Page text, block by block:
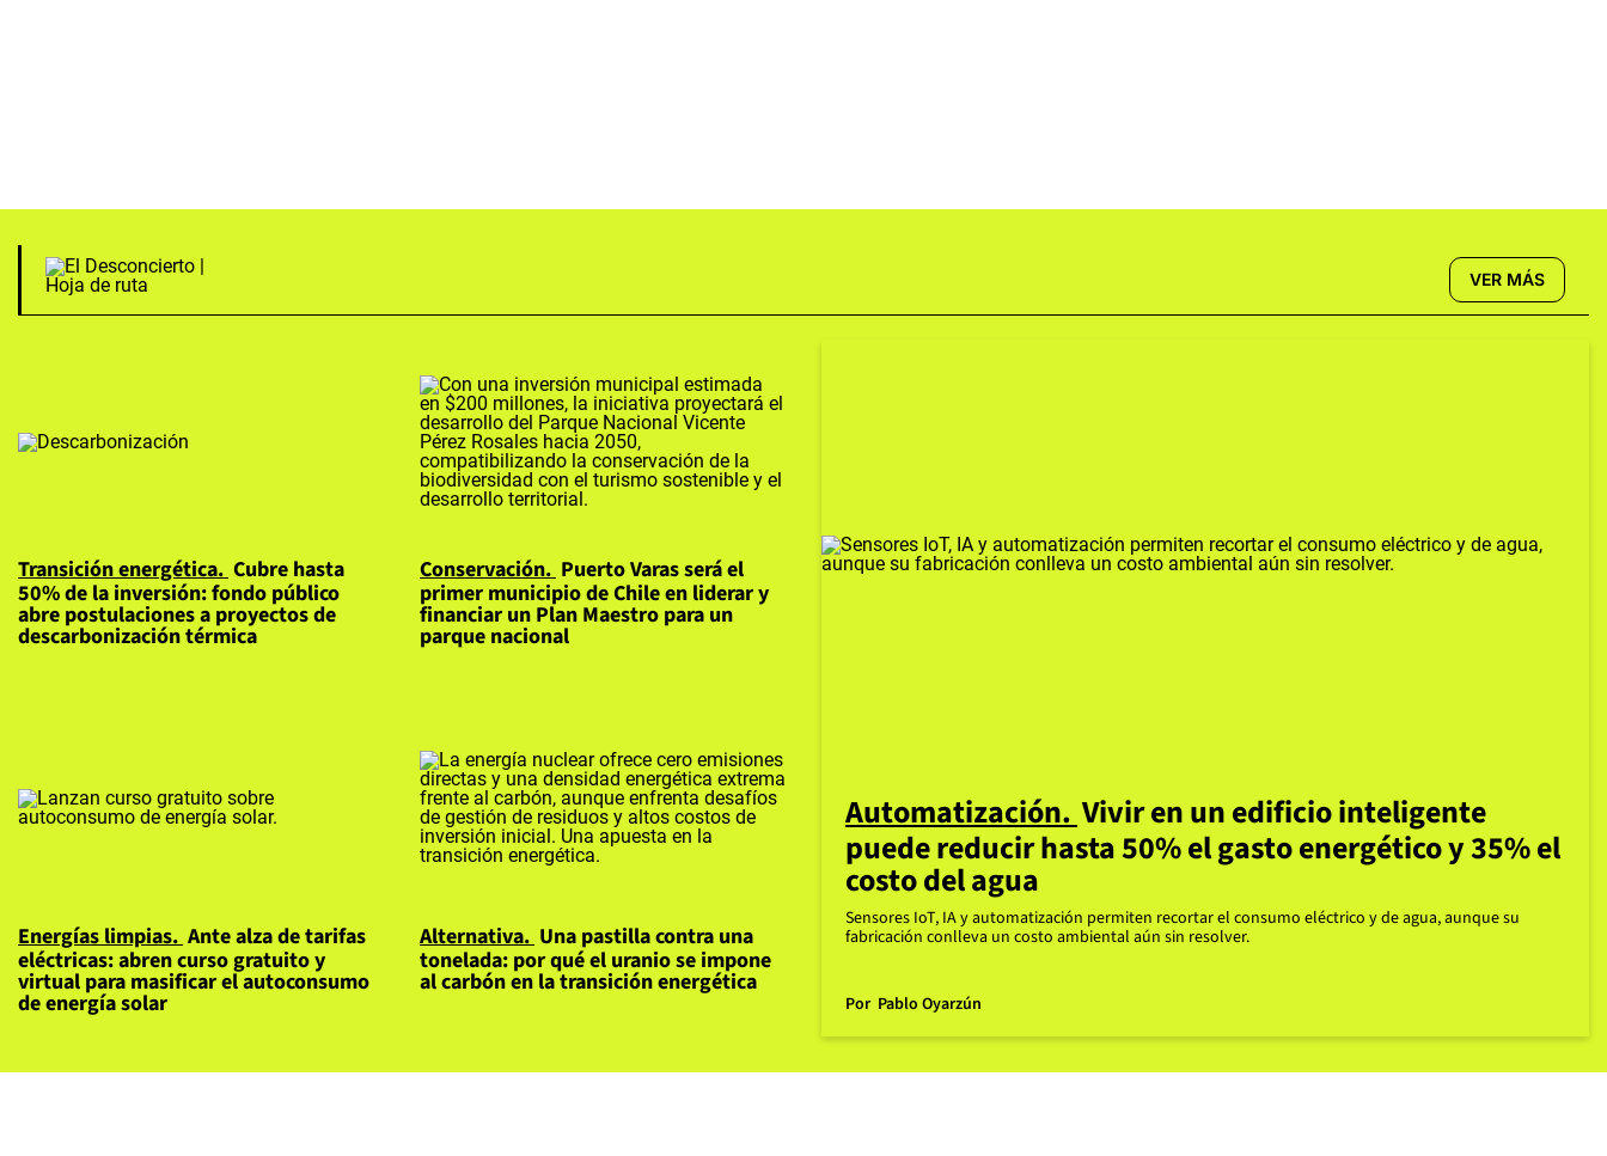
VER MÁS
Transición energética Cubre hasta
50% de la inversión: fondo público
abre postulaciones a proyectos de
descarbonización térmica
Energías limpias Ante alza de tarifas
eléctricas: abren curso gratuito y
virtual para masificar el autoconsumo
de energía solar
Conservación Puerto Varas será el
primer municipio de Chile en liderar y
financiar un Plan Maestro para un
parque nacional
Alternativa Una pastilla contra una
tonelada: por qué el uranio se impone
al carbón en la transición energética
Automatización Vivir en un edificio inteligente
puede reducir hasta 50% el gasto energético y 35% el
costo del agua
Sensores IoT, IA y automatización permiten recortar el consumo eléctrico y de agua, aunque su
fabricación conlleva un costo ambiental aún sin resolver.
Por Pablo Oyarzún